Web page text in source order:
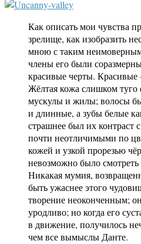
Как описать мои чувства
зрелище, как изобразить
мною с таким
члены его были
красивые черты.
Жёлтая кожа слишком туго
мускулы и жилы; волосы
и длинные, а зубы белые
страшнее был их контраст
почти неотличимыми по
кожей и узкой прорезью
невозможно было смотреть
Никакая мумия,
быть ужаснее этого
творение неоконченным;
уродливо; но когда его
в движение, получилось
чем все вымыслы Данте.